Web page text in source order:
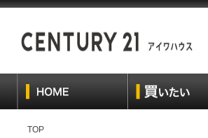
TOP